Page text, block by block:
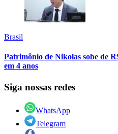
Brasil
Patrimônio de Nikolas sobe de
em 4 anos
Siga nossas redes
WhatsApp
Telegram